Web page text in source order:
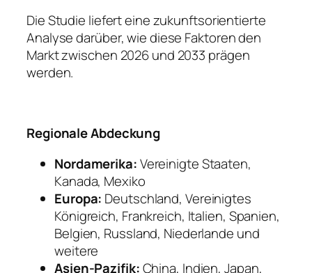
Die Studie liefert eine zukunftsorientierte
Analyse darüber, wie diese Faktoren den
Markt zwischen 2026 und 2033 prägen
werden.
Regionale Abdeckung
Nordamerika:Vereinigte Staaten,
Kanada, Mexiko
Europa: Deutschland, Vereinigtes
Königreich, Frankreich, Italien, Spanien,
Belgien, Russland, Niederlande und
weitere
Asien-Pazifik:China, Indien, Japan,